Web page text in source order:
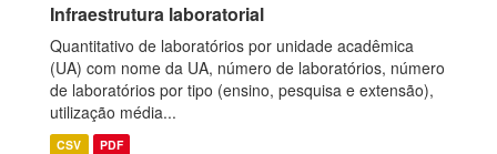
Infraestrutura laboratorial
Quantitativo de laboratórios por unidade acadêmica
(UA) com nome da UA, número de laboratórios, número
de laboratórios por tipo (ensino, pesquisa e extensão),
utilização média...
CSV PDF